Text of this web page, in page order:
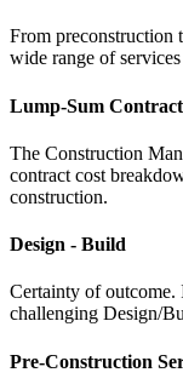
From preconstruction
wide range of
Lump-Sum
The Construction
contract cost
construction.
Design - Build
Certainty of outcome.
challenging Design/
Pre-Construction